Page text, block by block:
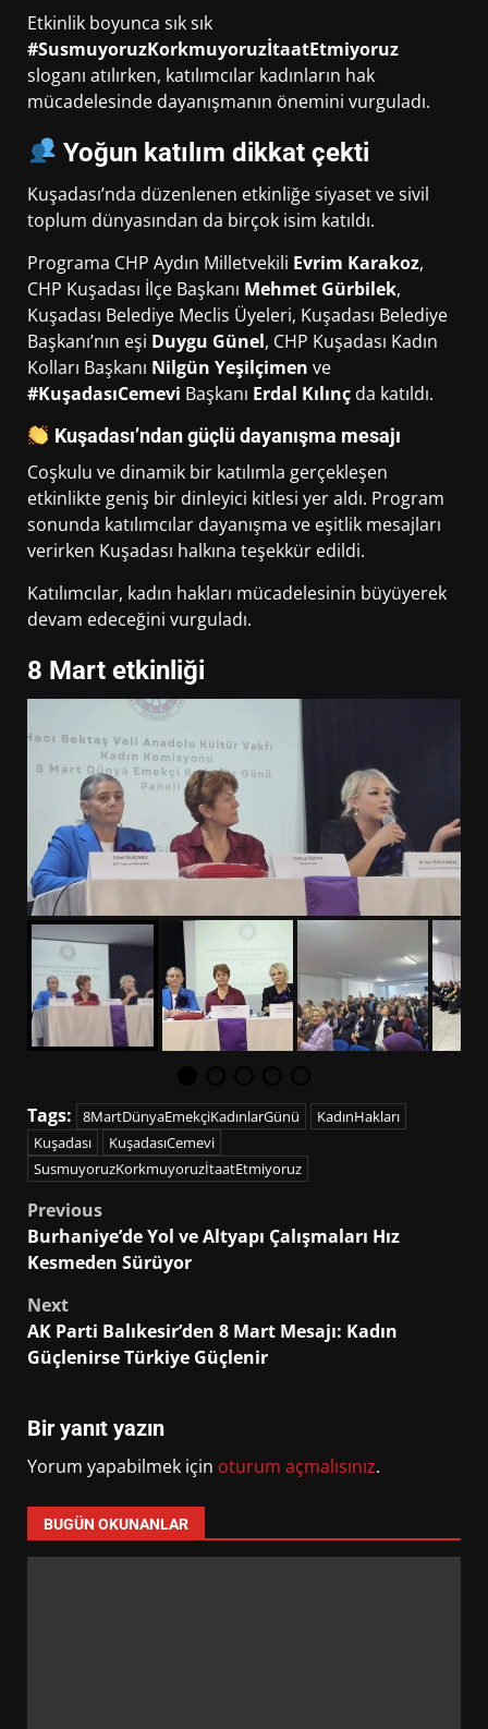
Etkinlik boyunca sık sık
#SusmuyoruzKorkmuyoruzİtaatEtmiyoruz
sloganı atılırken, katılımcılar kadınların hak
mücadelesinde dayanışmanın önemini vurguladı.
Yoğun katılım dikkat çekti
Kuşadası’nda düzenlenen etkinliğe siyaset ve sivil
toplum dünyasından da birçok isim katıldı.
Programa CHP Aydın Milletvekili Evrim Karakoz,
CHP Kuşadası İlçe Başkanı Mehmet Gürbilek,
Kuşadası Belediye Meclis Üyeleri, Kuşadası Belediye
Başkanı’nın eşi Duygu Günel, CHP Kuşadası Kadın
Kolları Başkanı Nilgün Yeşilçimen ve
#KuşadasıCemevi Başkanı Erdal Kılınç da katıldı.
Kuşadası’ndan güçlü dayanışma mesajı
Coşkulu ve dinamik bir katılımla gerçekleşen
etkinlikte geniş bir dinleyici kitlesi yer aldı. Program
sonunda katılımcılar dayanışma ve eşitlik mesajları
verirken Kuşadası halkına teşekkür edildi.
Katılımcılar, kadın hakları mücadelesinin büyüyerek
devam edeceğini vurguladı.
8 Mart etkinliği
Tags: 8MartDünyaEmekçiKadınlarGünü
KadınHakları
Kuşadası
KuşadasıCemevi
SusmuyoruzKorkmuyoruzİtaatEtmiyoruz
Post
navigation
Previous
Burhaniye’de Yol ve Altyapı Çalışmaları Hız
Kesmeden Sürüyor
Next
AK Parti Balıkesir’den 8 Mart Mesajı: Kadın
Güçlenirse Türkiye Güçlenir
Bir yanıt yazın
Yorum yapabilmek için oturum açmalısınız.
BUGÜN OKUNANLAR